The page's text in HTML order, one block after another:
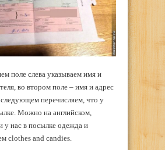
поле слева указываем имя и
во втором поле – имя и адрес
перечисляем, что у
Можно на английском,
у нас в посылке одежда и
clothes and candies.